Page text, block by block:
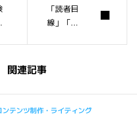
「読者目
線」「SE
関連記事
ンテンツ制作・ライティング